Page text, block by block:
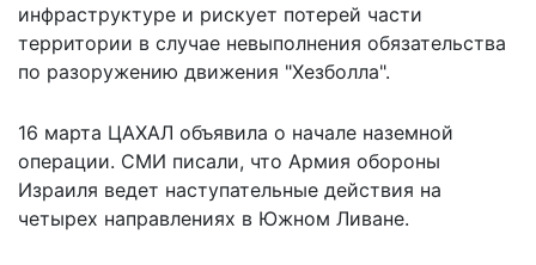
инфраструктуре и рискует потерей части
территории в случае невыполнения обязательства
по разоружению движения "Хезболла".
16 марта ЦАХАЛ объявила о начале наземной
операции. СМИ писали, что Армия обороны
Израиля ведет наступательные действия на
четырех направлениях в Южном Ливане.